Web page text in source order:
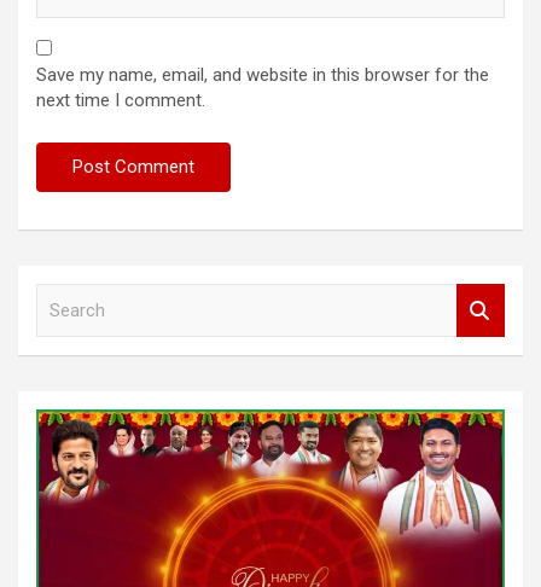
Save my name, email, and website in this browser for the
next time I comment.
h